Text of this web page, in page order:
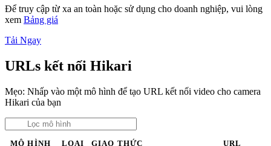
Để truy cập từ xa an toàn hoặc sử dụng cho doanh nghiệp, vui lòng
xem Bảng giá
Tải Ngay
URLs kết nối Hikari
Mẹo: Nhấp vào một mô hình để tạo URL kết nối video cho camera
Hikari của bạn
MÔ HÌNH LOẠI GIAO THỨC URL